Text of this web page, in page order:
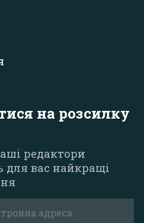
на розсилку
редактори
для вас найкращі